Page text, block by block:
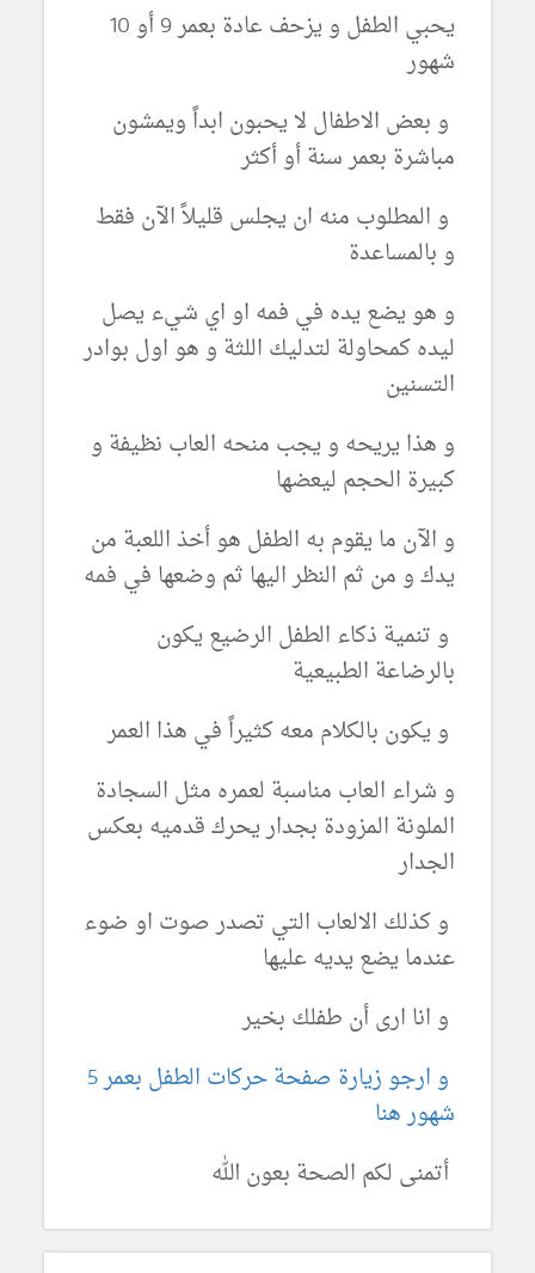
يحبي الطفل و يزحف عادة بعمر 9 أو 10
شهور
و بعض الاطفال لا يحبون ابداً ويمشون
مباشرة بعمر سنة أو أكثر
و المطلوب منه ان يجلس قليلاً الآن فقط
و بالمساعدة
و هو يضع يده في فمه او اي شيء يصل
ليده كمحاولة لتدليك اللثة و هو اول بوادر
التسنين
و هذا يريحه و يجب منحه العاب نظيفة و
كبيرة الحجم ليعضها
و الآن ما يقوم به الطفل هو أخذ اللعبة من
يدك و من ثم النظر اليها ثم وضعها في فمه
و تنمية ذكاء الطفل الرضيع يكون
بالرضاعة الطبيعية
و يكون بالكلام معه كثيراً في هذا العمر
و شراء العاب مناسبة لعمره مثل السجادة
الملونة المزودة بجدار يحرك قدميه بعكس
الجدار
و كذلك الالعاب التي تصدر صوت او ضوء
عندما يضع يديه عليها
و انا ارى أن طفلك بخير
و ارجو زيارة صفحة حركات الطفل بعمر 5
شهور هنا
أتمنى لكم الصحة بعون الله